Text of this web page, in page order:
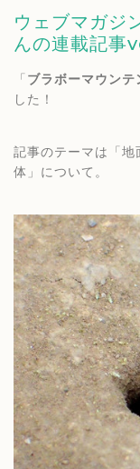
ウェブマガジ
んの連載記事
「ブラボーマウンテ
した！
記事のテーマは「
体」について。